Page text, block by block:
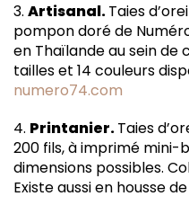
3. Artisanal.Taies
pompon doré de
en Thaïlande au sein de
tailles et 14 couleurs
numero74.com
4. Printanier.Taies
200 fils, à imprimé mini-
dimensions possibles.
Existe aussi en housse